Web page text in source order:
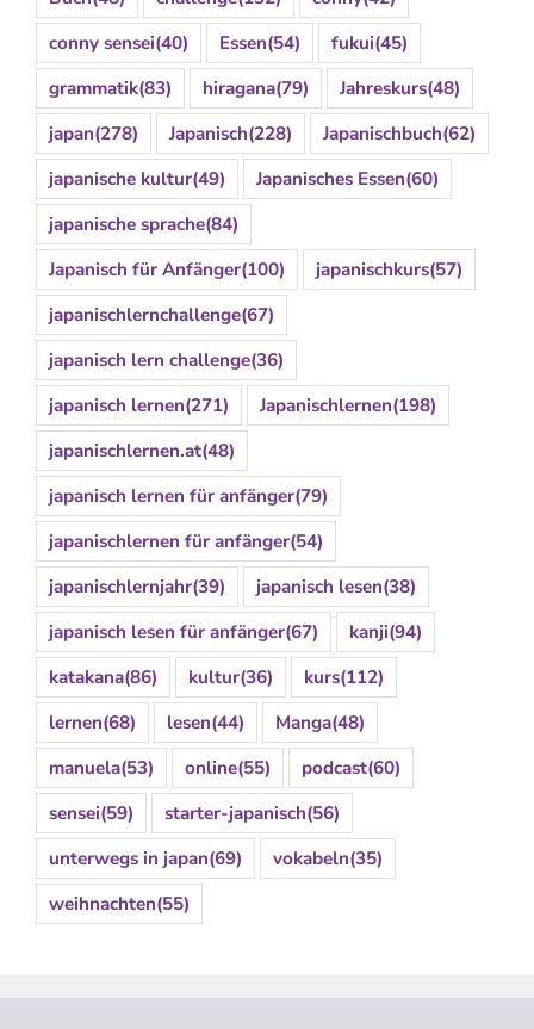
conny sensei(40) Essen(54) fukui(45)
grammatik(83) hiragana(79) Jahreskurs(48)
japan(278) Japanisch(228) Japanischbuch(62)
japanische kultur(49) Japanisches Essen(60)
japanische sprache(84)
Japanisch für Anfänger(100) japanischkurs(57)
japanischlernchallenge(67)
japanisch lern challenge(36)
japanisch lernen(271) Japanischlernen(198)
japanischlernen.at(48)
japanisch lernen für anfänger(79)
japanischlernen für anfänger(54)
japanischlernjahr(39) japanisch lesen(38)
japanisch lesen für anfänger(67) kanji(94)
katakana(86) kultur(36) kurs(112)
lernen(68) lesen(44) Manga(48)
manuela(53) online(55) podcast(60)
sensei(59) starter-japanisch(56)
unterwegs in japan(69) vokabeln(35)
weihnachten(55)